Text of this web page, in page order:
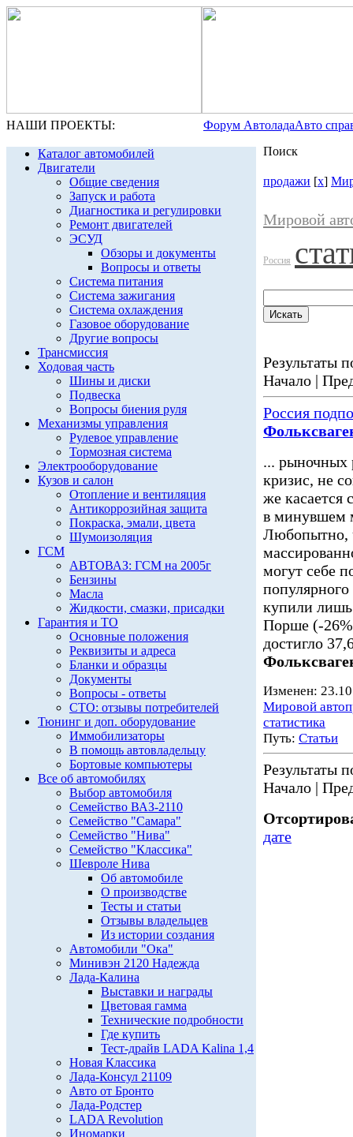
НАШИ ПРОЕКТЫ: Форум АвтоладаАвто
Каталог автомобилей
Двигатели
Общие сведения
Запуск и работа
Диагностика и регулировки
Ремонт двигателей
ЭСУД
Обзоры и документы
Вопросы и ответы
Система питания
Система зажигания
Система охлаждения
Газовое оборудование
Другие вопросы
Трансмиссия
Ходовая часть
Шины и диски
Подвеска
Вопросы биения руля
Механизмы управления
Рулевое управление
Тормозная система
Электрооборудование
Кузов и салон
Отопление и вентиляция
Антикоррозийная защита
Покраска, эмали, цвета
Шумоизоляция
ГСМ
АВТОВАЗ: ГСМ на 2005г
Бензины
Масла
Жидкости, смазки, присадки
Гарантия и ТО
Основные положения
Реквизиты и адреса
Бланки и образцы
Документы
Вопросы - ответы
СТО: отзывы потребителей
Тюнинг и доп. оборудование
Иммобилизаторы
В помощь автовладельцу
Бортовые компьютеры
Все об автомобилях
Выбор автомобиля
Семейство ВАЗ-2110
Семейство "Самара"
Семейство "Нива"
Семейство "Классика"
Шевроле Нива
Об автомобиле
О производстве
Тесты и статьи
Отзывы владельцев
Из истории создания
Автомобили "Ока"
Минивэн 2120 Надежда
Лада-Калина
Выставки и награды
Цветовая гамма
Технические подробности
Где купить
Тест-драйв LADA Kalina 1,4
Новая Классика
Лада-Консул 21109
Авто от Бронто
Лада-Родстер
LADA Revolution
Иномарки
Поиск
продажи [x]
Мировой
Россия
Результаты
Начало |
Россия
... рыночных
кризис, не
же касается
в минувшем
Любопытно,
могут себе
купили
Порше (-
достигло
Изменен:
Мировой
статистика
Путь: Статьи
Результаты
Начало |
дате